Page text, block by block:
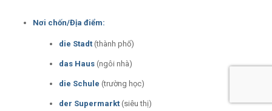
Nơi chốn/Địa điểm:
die Stadt(thành phố)
das Haus(ngôi nhà)
die Schule (trường học)
der Supermarkt(siêu thị)